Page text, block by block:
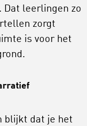
Dat leerlingen zo
zorgt
is voor het
blijkt dat je het